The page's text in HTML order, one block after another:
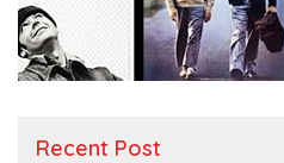
Recent Post